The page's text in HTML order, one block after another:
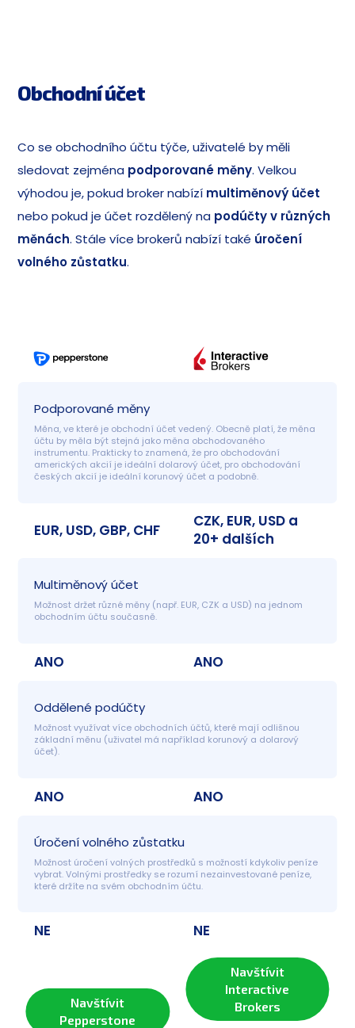
Obchodní účet
Co se obchodního účtu týče, uživatelé by měli
sledovat zejména podporované měny. Velkou
výhodou je, pokud broker nabízí multiměnový účet
nebo pokud je účet rozdělený na podúčty v různých
měnách. Stále více brokerů nabízí také úročení
volného zůstatku.
Podporované měny
Měna, ve které je obchodní účet vedený. Obecně platí, že měna
účtu by měla být stejná jako měna obchodovaného
instrumentu. Prakticky to znamená, že pro obchodování
amerických akcií je ideální dolarový účet, pro obchodování
českých akcií je ideální korunový účet a podobně.
EUR, USD, GBP, CHF
CZK, EUR, USD a
20+ dalších
Multiměnový účet
Možnost držet různé měny (např. EUR, CZK a USD) na jednom
obchodním účtu současně.
ANO ANO
Oddělené podúčty
Možnost využívat více obchodních účtů, které mají odlišnou
základní měnu (uživatel má například korunový a dolarový
účet).
ANO ANO
Úročení volného zůstatku
Možnost úročení volných prostředků s možností kdykoliv peníze
vybrat. Volnými prostředky se rozumí nezainvestované peníze,
které držíte na svém obchodním účtu.
NE NE
Navštívit
Pepperstone
Navštívit
Interactive
Brokers